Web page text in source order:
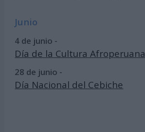
Junio
4 de junio -
Día de la Cultura Afroperuana
28 de junio -
Día Nacional del Cebiche